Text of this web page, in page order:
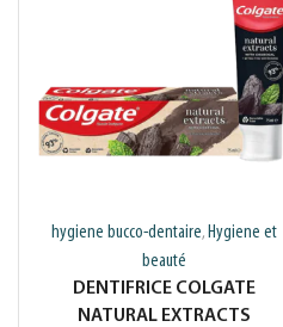
hygiene bucco-dentaire, Hygiene et
beauté
DENTIFRICE COLGATE
NATURAL EXTRACTS